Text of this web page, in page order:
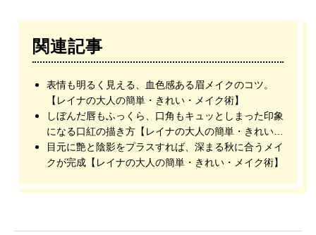
関連記事
表情も明るく見える、血色感ある眉メイクのコツ。
【レイナの大人の簡単・きれい・メイク術】
しぼんだ唇もふっくら、口角もキュッとしまった印象
になる口紅の描き方【レイナの大人の簡単・きれい・
メイク術】
目元に艶と陰影をプラスすれば、深まる秋に合うメイ
クが完成【レイナの大人の簡単・きれい・メイク術】